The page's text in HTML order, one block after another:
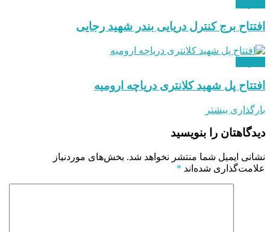
افتتاح برج کنترل دریایی بندر شهید رجایی
افتتاح پل شهید کلانتری دریاچه ارومیه
بارگذاری بیشتر
دیدگاهتان را بنویسید
نشانی ایمیل شما منتشر نخواهد شد. بخش‌های موردنیاز
علامت‌گذاری شده‌اند *